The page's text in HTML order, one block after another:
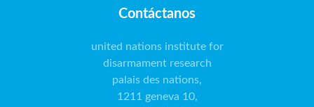
Contáctanos
united nations institute for
disarmament research
palais des nations,
1211 geneva 10,